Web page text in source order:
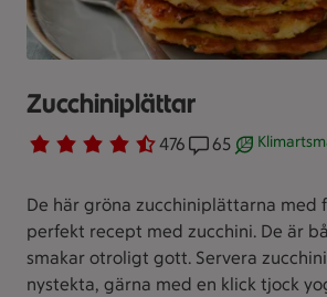
Zucchiniplättar
Betyg 4.4 av 5. 476
476 personer har röstatReceptet har 65
65 Receptet
De här gröna zucchiniplättarna med
perfekt recept med zucchini. De är
smakar otroligt gott. Servera
nystekta, gärna med en klick tjock